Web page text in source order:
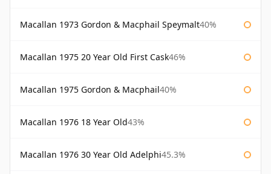
Macallan 1973 Gordon & Macphail Speymalt40%
Macallan 1975 20 Year Old First Cask46%
Macallan 1975 Gordon & Macphail40%
Macallan 1976 18 Year Old43%
Macallan 1976 30 Year Old Adelphi45.3%